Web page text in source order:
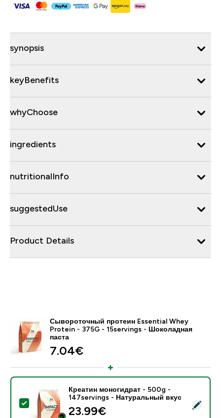
synopsis
keyBenefits
whyChoose
ingredients
nutritionalInfo
suggestedUse
Product Details
Сывороточный протеин Essential Whey
Protein - 375G - 15servings - Шоколадная
паста
7.04€‎
- Креатин моногидрат - 500g - 147servings -
Креатин моногидрат - 500g -
147servings - Натуральный вкус
23.99€‎